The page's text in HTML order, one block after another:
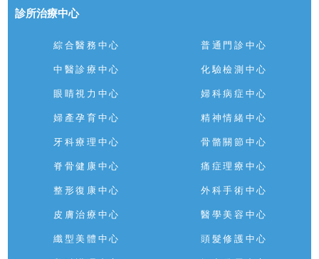
診所治療中心
綜合醫務中心 普通門診中心
中醫診療中心 化驗檢測中心
眼睛視力中心 婦科病症中心
婦產孕育中心 精神情緒中心
牙科療理中心 骨骼關節中心
脊骨健康中心 痛症理療中心
整形復康中心 外科手術中心
皮膚治療中心 醫學美容中心
纖型美體中心 頭髮修護中心